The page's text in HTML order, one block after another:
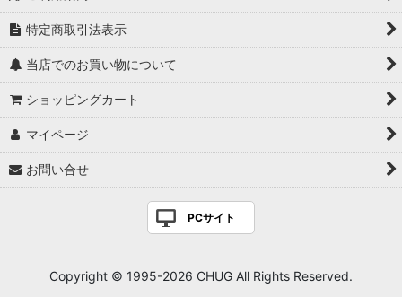
特定商取引法表示
当店でのお買い物について
ショッピングカート
マイページ
お問い合せ
PCサイト
Copyright © 1995-2026 CHUG All Rights Reserved.